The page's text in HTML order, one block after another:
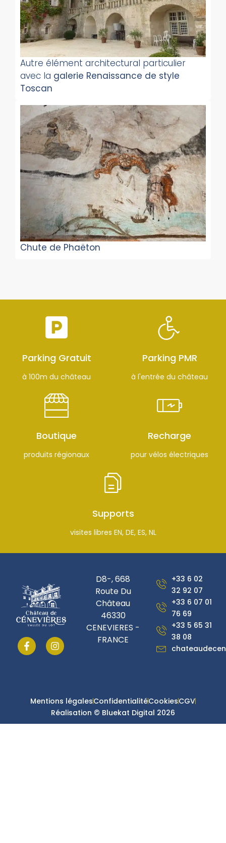
Autre élément architectural particulier
avec la galerie Renaissance de style
Toscan
Chute de Phaëton
Parking Gratuit
à 100m du château
Parking PMR
à l'entrée du château
Boutique
produits régionaux
Recharge
pour vélos électriques
Supports
visites libres EN, DE, ES, NL
D8-, 668
Route Du
Château
46330
CENEVIERES -
FRANCE
+33 6 02
32 92 07
+33 6 07 01
76 69
+33 5 65 31
38 08
Mentions légalesConfidentialitéCookiesCGV
Réalisation © Bluekat Digital 2026